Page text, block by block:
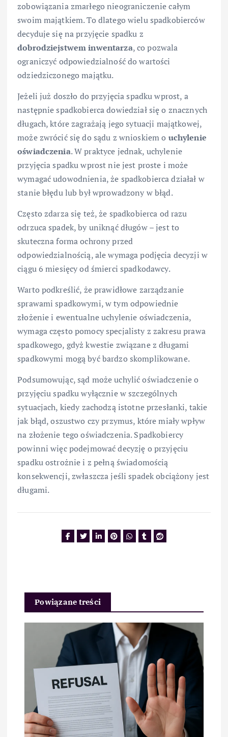
zobowiązania zmarłego nieograniczenie całym
swoim majątkiem. To dlatego wielu spadkobierców
decyduje się na przyjęcie spadku z
dobrodziejstwem inwentarza, co pozwala
ograniczyć odpowiedzialność do wartości
odziedziczonego majątku.
Jeżeli już doszło do przyjęcia spadku wprost, a
następnie spadkobierca dowiedział się o znacznych
długach, które zagrażają jego sytuacji majątkowej,
może zwrócić się do sądu z wnioskiem o uchylenie
oświadczenia. W praktyce jednak, uchylenie
przyjęcia spadku wprost nie jest proste i może
wymagać udowodnienia, że spadkobierca działał w
stanie błędu lub był wprowadzony w błąd.
Często zdarza się też, że spadkobierca od razu
odrzuca spadek, by uniknąć długów – jest to
skuteczna forma ochrony przed
odpowiedzialnością, ale wymaga podjęcia decyzji w
ciągu 6 miesięcy od śmierci spadkodawcy.
Warto podkreślić, że prawidłowe zarządzanie
sprawami spadkowymi, w tym odpowiednie
złożenie i ewentualne uchylenie oświadczenia,
wymaga często pomocy specjalisty z zakresu prawa
spadkowego, gdyż kwestie związane z długami
spadkowymi mogą być bardzo skomplikowane.
Podsumowując, sąd może uchylić oświadczenie o
przyjęciu spadku wyłącznie w szczególnych
sytuacjach, kiedy zachodzą istotne przesłanki, takie
jak błąd, oszustwo czy przymus, które miały wpływ
na złożenie tego oświadczenia. Spadkobiercy
powinni więc podejmować decyzję o przyjęciu
spadku ostrożnie i z pełną świadomością
konsekwencji, zwłaszcza jeśli spadek obciążony jest
długami.
Powiązane treści